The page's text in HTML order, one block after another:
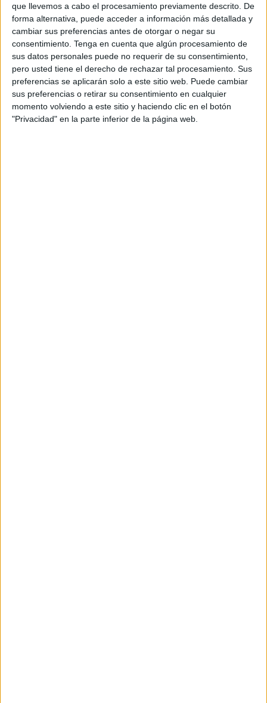
que llevemos a cabo el procesamiento previamente descrito. De
forma alternativa, puede acceder a información más detallada y
cambiar sus preferencias antes de otorgar o negar su
consentimiento. Tenga en cuenta que algún procesamiento de
sus datos personales puede no requerir de su consentimiento,
pero usted tiene el derecho de rechazar tal procesamiento. Sus
preferencias se aplicarán solo a este sitio web. Puede cambiar
sus preferencias o retirar su consentimiento en cualquier
momento volviendo a este sitio y haciendo clic en el botón
"Privacidad" en la parte inferior de la página web.
67. Anunciantes y sus marcas
77. Marcas por medios
87. Marcas por comunidades
94. Marcas por sectores
103. Empresas y sus sedes